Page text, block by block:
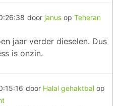
door janus op Teheran
jaar verder dieselen. Dus
is onzin.
door Halal gehaktbal op